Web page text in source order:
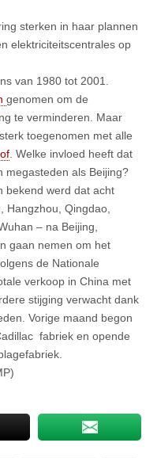
sterken in haar plannen
elektriciteitscentrales op
van 1980 tot 2001.
genomen om de
te verminderen. Maar
toegenomen met alle
. Welke invloed heeft dat
megasteden als Beijing?
bekend werd dat acht
Hangzhou, Qingdao,
– na Beijing,
gaan nemen om het
de Nationale
verkoop in China met
stijging verwacht dank
Vorige maand begon
fabriek en opende